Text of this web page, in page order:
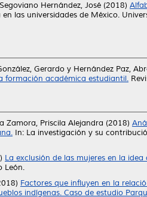
Segoviano Hernández, José (2018)
las universidades de México.
Gerardo y Hernández Paz,
formación académica estudiantil.
Zamora, Priscila Alejandra (2018)
In: La investigación y su
La exclusión de las mujeres en la
León.
Factores que influyen en la
indígenas. Caso de estudio